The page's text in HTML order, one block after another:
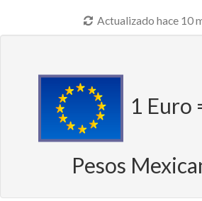
Actualizado hace 10
1 Euro
Pesos